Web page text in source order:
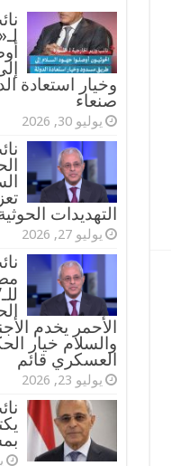
وخيار استعادة
صنعاء
يوليو 30, 2026
التهديدات
يوليو 27, 2026
الأحمر يخدم
والسلام خيار
العسكري قائم
يوليو 23, 2026